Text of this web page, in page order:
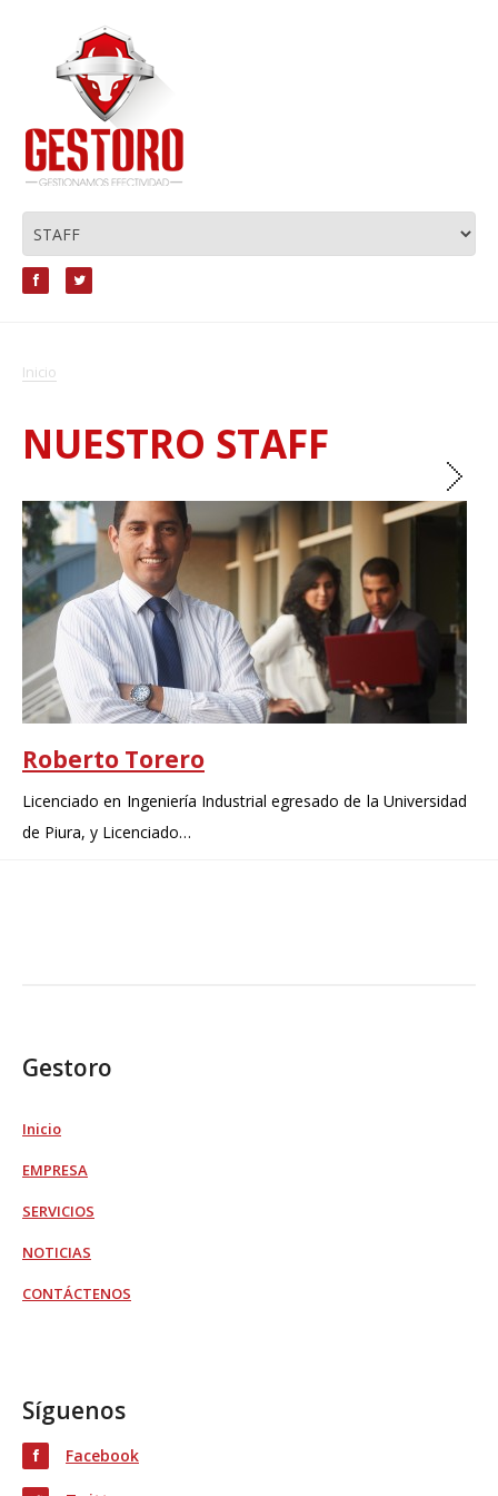
Inicio
NUESTRO STAFF
Roberto Torero
Licenciado en Ingeniería Industrial egresado de la Universidad
de Piura, y Licenciado…
Gestoro
Inicio
EMPRESA
SERVICIOS
NOTICIAS
CONTÁCTENOS
Síguenos
Facebook